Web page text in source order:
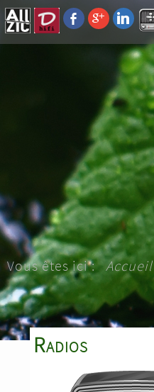
Vous êtes ici :Accueil
Radios